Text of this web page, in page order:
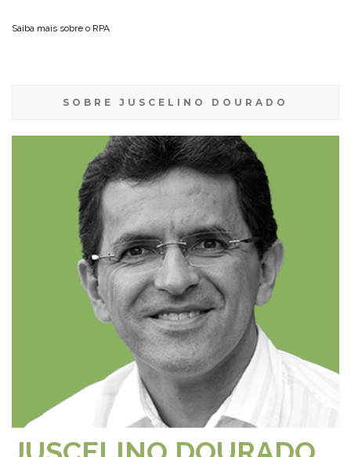
Saiba mais sobre o RPA
SOBRE JUSCELINO DOURADO